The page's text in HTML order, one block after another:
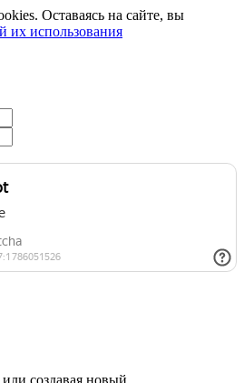
Оставаясь на сайте, вы
их использования
создавая новый,